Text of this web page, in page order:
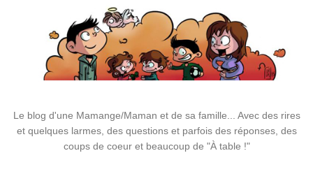
Le blog d'une Mamange/Maman et de sa famille... Avec des rires
et quelques larmes, des questions et parfois des réponses, des
coups de coeur et beaucoup de "À table !"